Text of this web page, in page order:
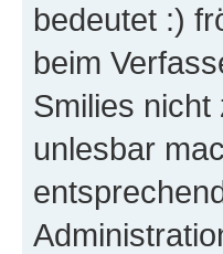
bedeutet :)
beim
Smilies
unlesbar